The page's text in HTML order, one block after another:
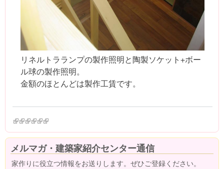
リネルトラランプの製作照明と陶製ソケット+ボー
ル球の製作照明。
金額のほとんどは製作工賃です。
(link is external)
(link is external)
(link is external)
(link is external)
(link is external)
(link is external)
メルマガ・建築家紹介センター通信
家作りに役立つ情報をお送りします。ぜひご登録ください。